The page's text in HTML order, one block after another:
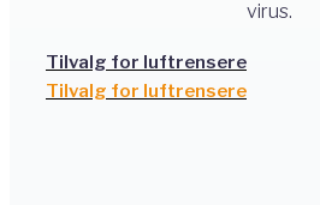
virus.
Tilvalg for luftrensere
Tilvalg for luftrensere